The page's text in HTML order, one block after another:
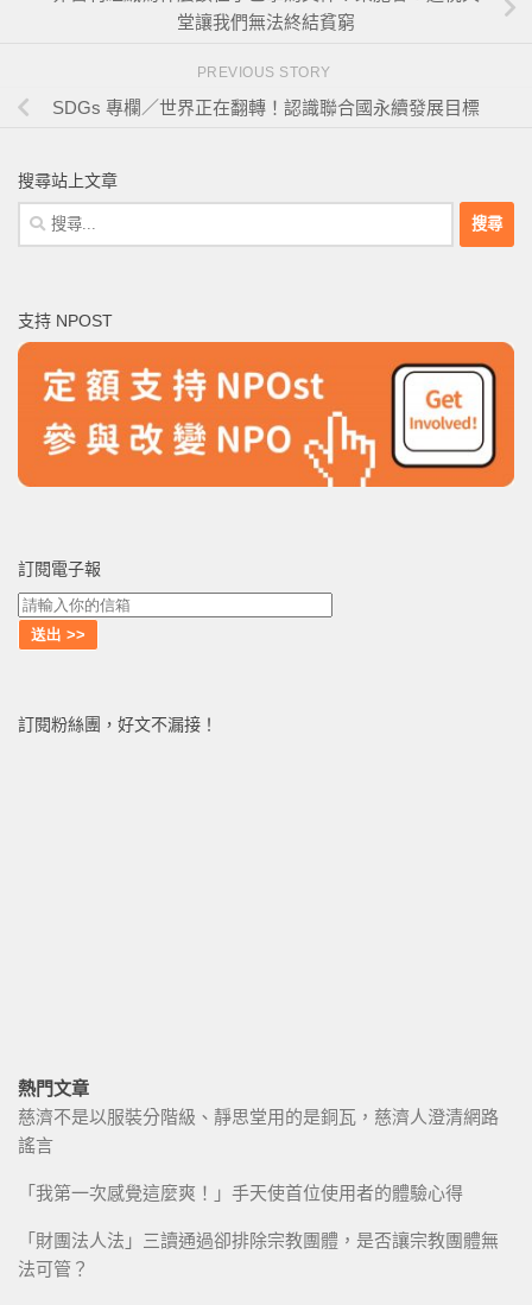
堂讓我們無法終結貧窮
PREVIOUS STORY
SDGs 專欄／世界正在翻轉！認識聯合國永續發展目標
搜尋站上文章
搜
尋
字:
支持 NPOST
訂閱電子報
訂閱粉絲團，好文不漏接！
熱門文章
慈濟不是以服裝分階級、靜思堂用的是銅瓦，慈濟人澄清網路
謠言
「我第一次感覺這麼爽！」手天使首位使用者的體驗心得
「財團法人法」三讀通過卻排除宗教團體，是否讓宗教團體無
法可管？